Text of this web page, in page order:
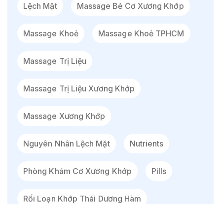
Lệch Mặt Massage Bẻ Cơ Xương Khớp
Massage Khoẻ Massage Khoẻ TPHCM
Massage Trị Liệu
Massage Trị Liệu Xương Khớp
Massage Xương Khớp
Nguyên Nhân Lệch Mặt Nutrients
Phòng Khám Cơ Xương Khớp Pills
Rối Loạn Khớp Thái Dương Hàm